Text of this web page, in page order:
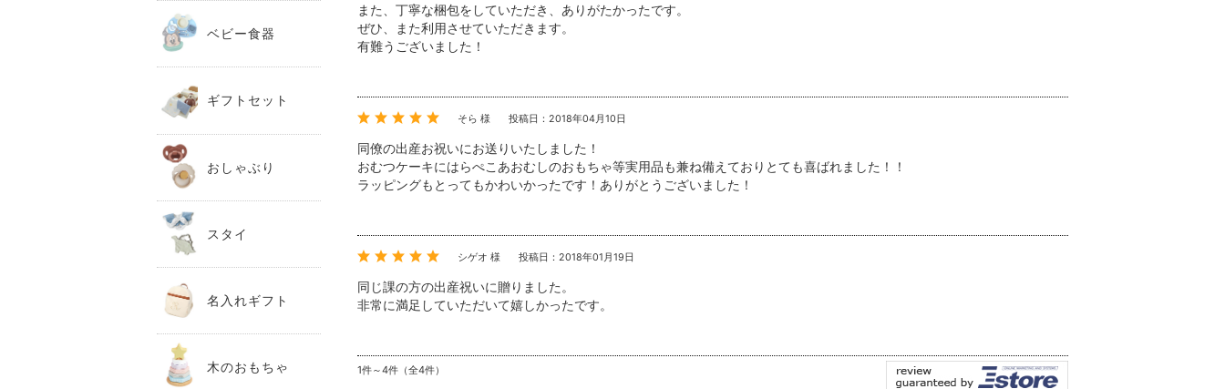
また、丁寧な梱包をしていただき、ありがたかったです。
ぜひ、また利用させていただきます。
有難うございました！
そら 様 投稿日：2018年04月10日
同僚の出産お祝いにお送りいたしました！
おむつケーキにはらぺこあおむしのおもちゃ等実用品も兼ね備えておりとても喜ばれました！！
ラッピングもとってもかわいかったです！ありがとうございました！
シゲオ 様 投稿日：2018年01月19日
同じ課の方の出産祝いに贈りました。
非常に満足していただいて嬉しかったです。
1件～4件（全4件）
ベビー食器
ギフトセット
おしゃぶり
スタイ
名入れギフト
木のおもちゃ